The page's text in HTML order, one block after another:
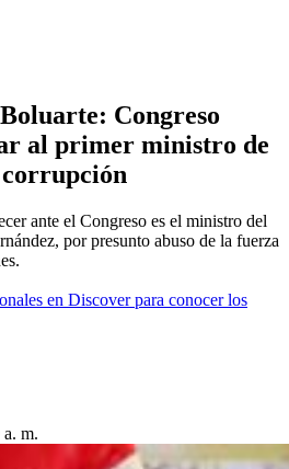
Congreso
al primer ministro de
ante el Congreso es el ministro del
por presunto abuso de la fuerza
en Discover para conocer los
m.